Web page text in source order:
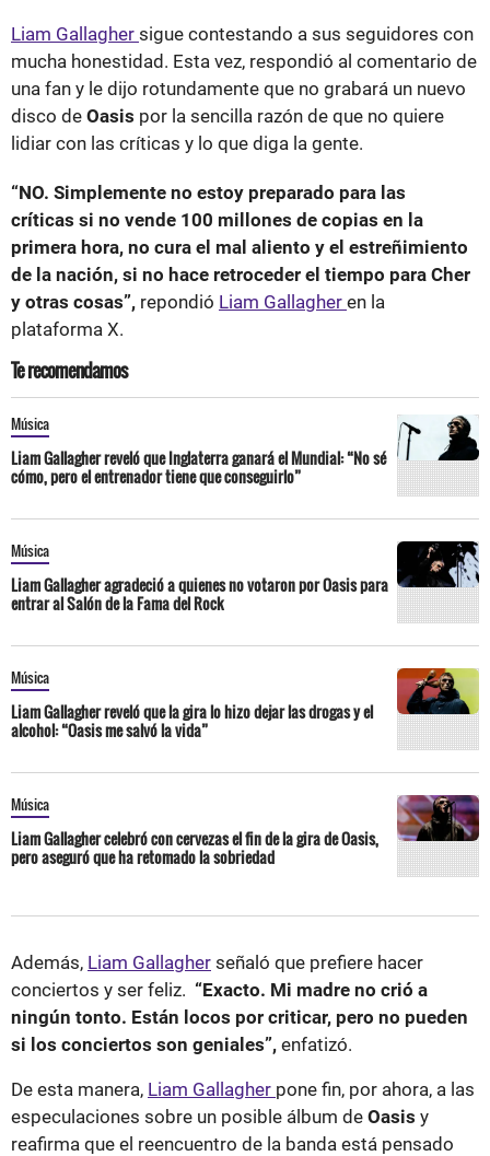
Liam Gallagher sigue contestando a sus seguidores con
mucha honestidad. Esta vez, respondió al comentario de
una fan y le dijo rotundamente que no grabará un nuevo
disco de Oasis por la sencilla razón de que no quiere
lidiar con las críticas y lo que diga la gente.
“NO. Simplemente no estoy preparado para las
críticas si no vende 100 millones de copias en la
primera hora, no cura el mal aliento y el estreñimiento
de la nación, si no hace retroceder el tiempo para Cher
y otras cosas”, repondió Liam Gallagher en la
plataforma X.
Te recomendamos
Música
Liam Gallagher reveló que Inglaterra ganará el Mundial: “No sé
cómo, pero el entrenador tiene que conseguirlo”
Música
Liam Gallagher agradeció a quienes no votaron por Oasis para
entrar al Salón de la Fama del Rock
Música
Liam Gallagher reveló que la gira lo hizo dejar las drogas y el
alcohol: “Oasis me salvó la vida”
Música
Liam Gallagher celebró con cervezas el fin de la gira de Oasis,
pero aseguró que ha retomado la sobriedad
Además, Liam Gallagher señaló que prefiere hacer
conciertos y ser feliz. “Exacto. Mi madre no crió a
ningún tonto. Están locos por criticar, pero no pueden
si los conciertos son geniales”, enfatizó.
De esta manera, Liam Gallagher pone fin, por ahora, a las
especulaciones sobre un posible álbum de Oasis y
reafirma que el reencuentro de la banda está pensado